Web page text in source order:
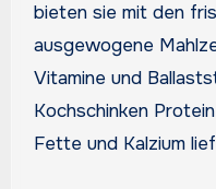
bieten sie mit den
ausgewogene
Vitamine und
Kochschinken
Fette und Kalzium